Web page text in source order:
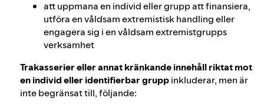
att uppmana en individ eller grupp att finansiera,
utföra en våldsam extremistisk handling eller
engagera sig i en våldsam extremistgrupps
verksamhet
Trakasserier eller annat kränkande innehåll riktat mot
en individ eller identifierbar gruppinkluderar, men är
inte begränsat till, följande: